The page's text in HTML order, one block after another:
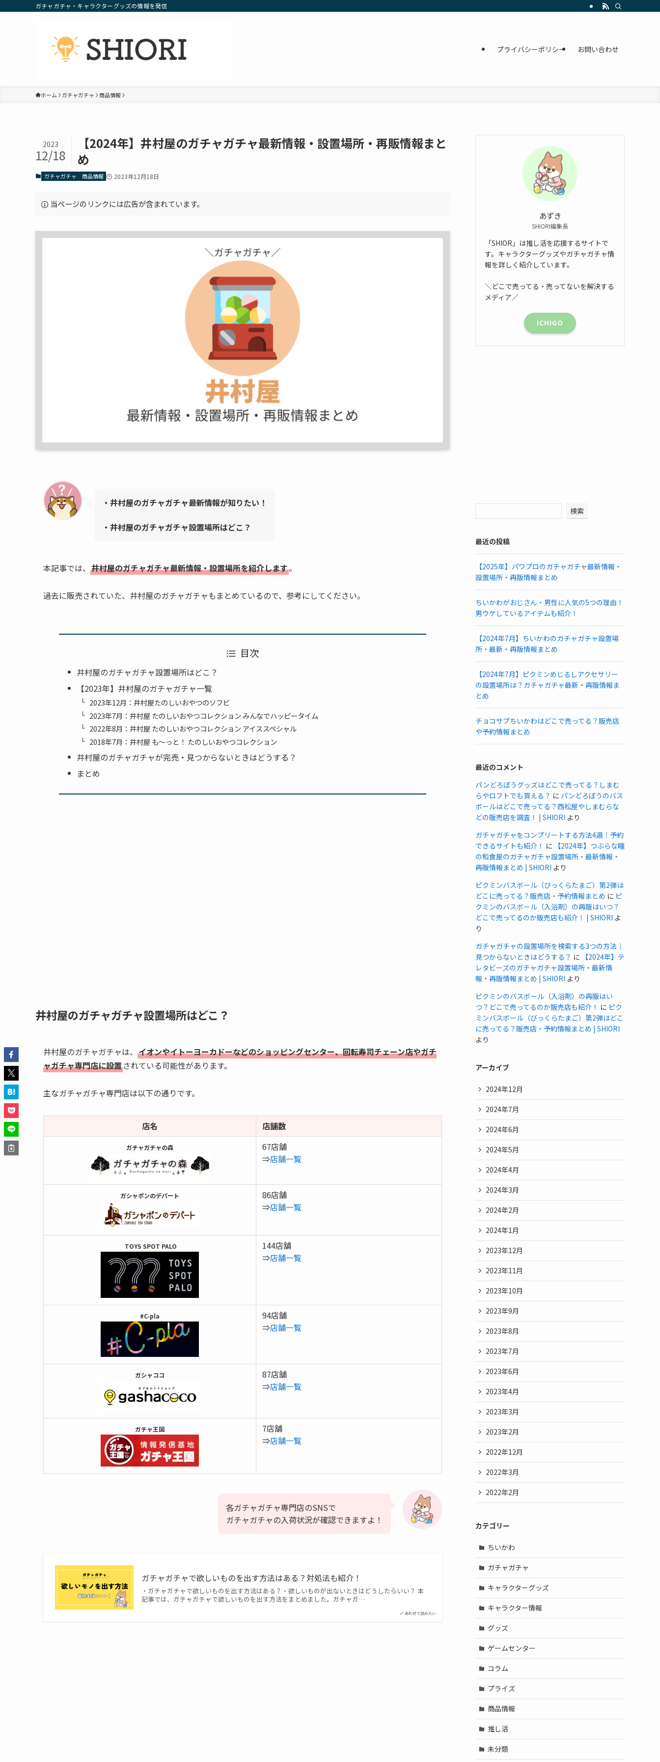
ガチャガチャ・キャラクターグッズの情報を発信
プライバシーポリシー お問い合わせ
ホーム ガチャガチャ 商品情報
【2024年】井村屋のガチャガチャ最新情報・設置場所・再販情報まと
め
2023
12/18
ガチャガチャ 商品情報 2023年12月18日
当ページのリンクには広告が含まれています。
・井村屋のガチャガチャ最新情報が知りたい！
・ 井村屋のガチャガチャ設置場所はどこ？
本記事では、 井村屋のガチャガチャ最新情報・設置場所を紹介します。
過去に販売されていた、井村屋のガチャガチャもまとめているので、参考にしてください。
目次
井村屋のガチャガチャ設置場所はどこ？
【2023年】井村屋のガチャガチャ一覧
2023年12月：井村屋たのしいおやつのソフビ
2023年7月：井村屋 たのしいおやつコレクション みんなでハッピータイム
2022年8月：井村屋 たのしいおやつコレクション アイススペシャル
2018年7月：井村屋 も～っと！ たのしいおやつコレクション
井村屋のガチャガチャが完売・見つからないときはどうする？
まとめ
井村屋のガチャガチャ設置場所はどこ？
井村屋のガチャガチャは、 イオンやイトーヨーカドーなどのショッピングセンター、回転寿司チェーン店やガチ
ャガチャ専門店に設置されている可能性があります。
主なガチャガチャ専門店は以下の通りです。
店名 店舗数
ガチャガチャの森
67店舗
⇒店舗一覧
ガシャポンのデパート
86店舗
⇒店舗一覧
TOYS SPOT PALO
144店舗
⇒店舗一覧
#C-pla
94店舗
⇒店舗一覧
ガシャココ
87店舗
⇒店舗一覧
ガチャ王国
7店舗
⇒店舗一覧
各ガチャガチャ専門店のSNSで
ガチャガチャの入荷状況が確認できますよ！
あわせて読みたい
ガチャガチャで欲しいものを出す方法はある？対処法も紹介！
・ガチャガチャで欲しいものを出す方法はある？・欲しいものが出ないときはどうしたらいい？ 本
記事では、ガチャガチャで欲しいものを出す方法をまとめました。ガチャガ…
あずき
SHIORI編集長
「SHIOR」は推し活を応援するサイトで
す。キャラクターグッズやガチャガチャ情
報を詳しく紹介しています。
＼どこで売ってる・売ってないを解決する
メディア／
ICHIGO
検索
最近の投稿
【2025年】パワプロのガチャガチャ最新情報・
設置場所・再販情報まとめ
ちいかわがおじさん・男性に人気の5つの理由！
男ウケしているアイテムも紹介！
【2024年7月】ちいかわのガチャガチャ設置場
所・最新・再販情報まとめ
【2024年7月】ピクミンめじるしアクセサリー
の設置場所は？ガチャガチャ最新・再販情報ま
とめ
チョコサプちいかわはどこで売ってる？販売店
や予約情報まとめ
最近のコメント
パンどろぼうグッズはどこで売ってる？しまむ
らやロフトでも買える？ に パンどろぼうのバス
ボールはどこで売ってる？西松屋やしまむらな
どの販売店を調査！ | SHIORI より
ガチャガチャをコンプリートする方法4選｜予約
できるサイトも紹介！ に
【2024年】つぶらな瞳
の和食屋のガチャガチャ設置場所・最新情報・
再販情報まとめ | SHIORI より
ピクミンバスボール（びっくらたまご）第2弾は
どこに売ってる？販売店・予約情報まとめ に ピ
クミンのバスボール（入浴剤）の再販はいつ？
どこで売ってるのか販売店も紹介！ | SHIORI よ
り
ガチャガチャの設置場所を検索する3つの方法｜
見つからないときはどうする？ に
【2024年】テ
レタビーズのガチャガチャ設置場所・最新情
報・再販情報まとめ | SHIORI より
ピクミンのバスボール（入浴剤）の再販はい
つ？どこで売ってるのか販売店も紹介！ に ピク
ミンバスボール（びっくらたまご）第2弾はどこ
に売ってる？販売店・予約情報まとめ | SHIORI
より
アーカイブ
2024年12月
2024年7月
2024年6月
2024年5月
2024年4月
2024年3月
2024年2月
2024年1月
2023年12月
2023年11月
2023年10月
2023年9月
2023年8月
2023年7月
2023年6月
2023年4月
2023年3月
2023年2月
2022年12月
2022年3月
2022年2月
カテゴリー
ちいかわ
ガチャガチャ
キャラクターグッズ
キャラクター情報
グッズ
ゲームセンター
コラム
プライズ
商品情報
推し活
未分類